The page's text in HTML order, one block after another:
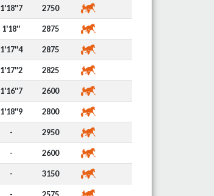
1'18''7 2750
1'18'' 2875
1'17''4 2875
1'17''2 2825
1'16''7 2600
1'18''9 2800
- 2950
- 2600
- 3150